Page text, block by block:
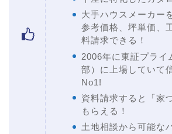
大手ハウスメーカー
参考価格、坪単価、
料請求できる！
2006年に東証プライ
部）に上場していて
No1!
資料請求すると「家
もらえる！
土地相談から可能な